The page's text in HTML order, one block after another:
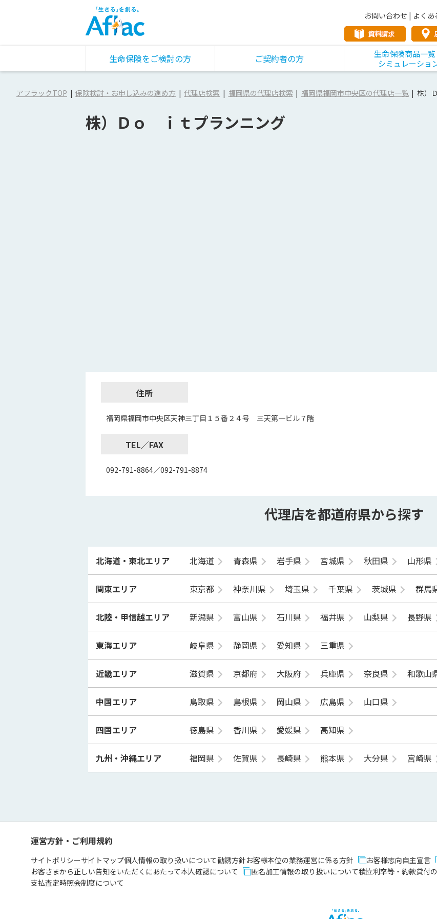
お問い合わせ | よく
生命保険をご検討の方 ご契約者の方
生命保険商品一覧
シミュレーショ
アフラックTOP 保険検討・お申し込みの進め方 代理店検索 福岡県の代理店検索 福岡県福岡市中央区の代理店一覧 株）
株）Ｄｏ ｉｔプランニング
住所
福岡県福岡市中央区天神三丁目１５番２４号 三天第一ビル７階
TEL／FAX
092-791-8864／092-791-8874
代理店を都道府県から探す
北海道・東北エリア 北海道 青森県 岩手県 宮城県 秋田県 山形県
関東エリア 東京都 神奈川県 埼玉県 千葉県 茨城県 群馬
北陸・甲信越エリア 新潟県 富山県 石川県 福井県 山梨県 長野県
東海エリア 岐阜県 静岡県 愛知県 三重県
近畿エリア 滋賀県 京都府 大阪府 兵庫県 奈良県 和歌山
中国エリア 鳥取県 島根県 岡山県 広島県 山口県
四国エリア 徳島県 香川県 愛媛県 高知県
九州・沖縄エリア 福岡県 佐賀県 長崎県 熊本県 大分県 宮崎県
運営方針・ご利用規約
サイトポリシーサイトマップ個人情報の取り扱いについて勧誘方針お客様本位の業務運営に係る方針 お客様志向自主宣言
お客さまから正しい告知をいただくにあたって本人確認について 匿名加工情報の取り扱いについて積立利率等・約款貸付
支払査定時照会制度について